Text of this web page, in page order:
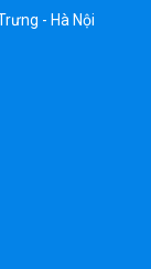
- Hà Nội